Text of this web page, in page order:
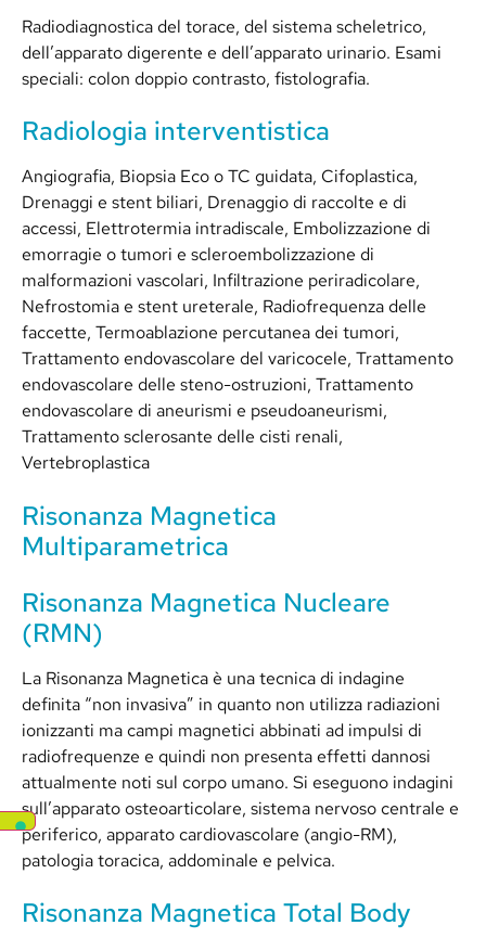
Radiodiagnostica del torace, del sistema scheletrico,
dell’apparato digerente e dell’apparato urinario. Esami
speciali: colon doppio contrasto, fistolografia.
Radiologia interventistica
Angiografia, Biopsia Eco o TC guidata, Cifoplastica,
Drenaggi e stent biliari, Drenaggio di raccolte e di
accessi, Elettrotermia intradiscale, Embolizzazione di
emorragie o tumori e scleroembolizzazione di
malformazioni vascolari, Infiltrazione periradicolare,
Nefrostomia e stent ureterale, Radiofrequenza delle
faccette, Termoablazione percutanea dei tumori,
Trattamento endovascolare del varicocele, Trattamento
endovascolare delle steno-ostruzioni, Trattamento
endovascolare di aneurismi e pseudoaneurismi,
Trattamento sclerosante delle cisti renali,
Vertebroplastica
Risonanza Magnetica
Multiparametrica
Risonanza Magnetica Nucleare
(RMN)
La Risonanza Magnetica è una tecnica di indagine
definita “non invasiva” in quanto non utilizza radiazioni
ionizzanti ma campi magnetici abbinati ad impulsi di
radiofrequenze e quindi non presenta effetti dannosi
attualmente noti sul corpo umano. Si eseguono indagini
sull’apparato osteoarticolare, sistema nervoso centrale e
periferico, apparato cardiovascolare (angio-RM),
patologia toracica, addominale e pelvica.
Risonanza Magnetica Total Body